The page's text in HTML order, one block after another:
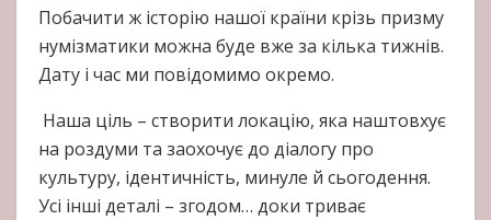
Побачити ж історію нашої країни крізь призму
нумізматики можна буде вже за кілька тижнів.
Дату і час ми повідомимо окремо.
Наша ціль – створити локацію, яка наштовхує
на роздуми та заохочує до діалогу про
культуру, ідентичність, минуле й сьогодення.
Усі інші деталі – згодом… доки триває